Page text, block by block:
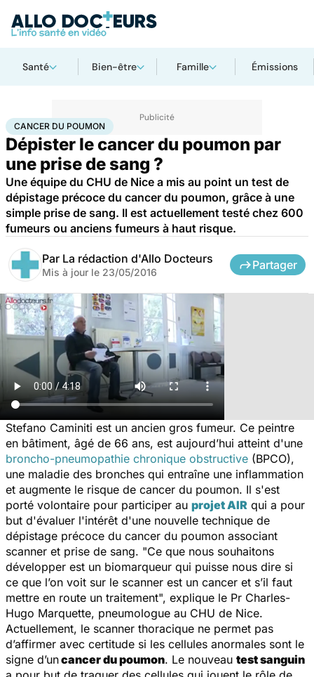
Santé Bien-être Famille Émissions
AccueilSanté MaladiesCancer Cancer du poumon
CANCER DU POUMON
Dépister le cancer du poumon par
une prise de sang ?
Une équipe du CHU de Nice a mis au point un test de
dépistage précoce du cancer du poumon, grâce à une
simple prise de sang. Il est actuellement testé chez 600
fumeurs ou anciens fumeurs à haut risque.
Par La rédaction d'Allo Docteurs
Mis à jour le 23/05/2016
Partager
Stefano Caminiti est un ancien gros fumeur. Ce peintre
en bâtiment, âgé de 66 ans, est aujourd’hui atteint d'une
broncho-pneumopathie chronique obstructive (BPCO),
une maladie des bronches qui entraîne une inflammation
et augmente le risque de cancer du poumon. Il s'est
porté volontaire pour participer au projet AIR qui a pour
but d'évaluer l'intérêt d'une nouvelle technique de
dépistage précoce du cancer du poumon associant
scanner et prise de sang. "Ce que nous souhaitons
développer est un biomarqueur qui puisse nous dire si
ce que l’on voit sur le scanner est un cancer et s’il faut
mettre en route un traitement", explique le Pr Charles-
Hugo Marquette, pneumologue au CHU de Nice.
Actuellement, le scanner thoracique ne permet pas
d’affirmer avec certitude si les cellules anormales sont le
signe d’uncancer du poumon. Le nouveau test sanguin